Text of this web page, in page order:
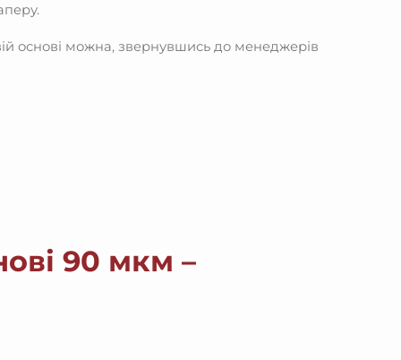
основі можна, звернувшись до менеджерів
90 мкм –